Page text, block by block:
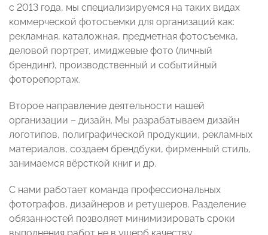
с 2013 года, мы специализируемся на таких видах
коммерческой фотосъемки для организаций как:
рекламная, каталожная, предметная фотосъемка,
деловой портрет, имиджевые фото (личный
брендинг), производственный и событийный
фоторепортаж.
Второе направление деятельности нашей
организации – дизайн. Мы разрабатываем дизайн
логотипов, полиграфической продукции, рекламных
материалов, создаем брендбуки, фирменный стиль,
занимаемся вёрсткой книг и др.
С нами работает команда профессиональных
фотографов, дизайнеров и ретушеров. Разделение
обязанностей позволяет минимизировать сроки